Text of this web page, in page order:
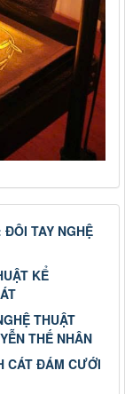
ĐÔI TAY NGHỆ
KỂ
THUẬT
THẾ NHÂN
CÁT ĐÁM CƯỚI